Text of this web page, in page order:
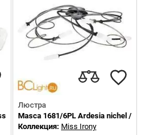
413
Люстра
Masca 1681/6PL Ardesia nichel /
Коллекция: Miss Irony